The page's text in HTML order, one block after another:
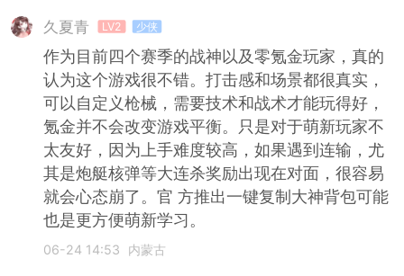
久夏青 LV2 少侠
作为目前四个赛季的战神以及零氪金玩家，真的
认为这个游戏很不错。打击感和场景都很真实，
可以自定义枪械，需要技术和战术才能玩得好，
氪金并不会改变游戏平衡。只是对于萌新玩家不
太友好，因为上手难度较高，如果遇到连输，尤
其是炮艇核弹等大连杀奖励出现在对面，很容易
就会心态崩了。官 方推出一键复制大神背包可能
也是更方便萌新学习。
06-24 14:53 内蒙古